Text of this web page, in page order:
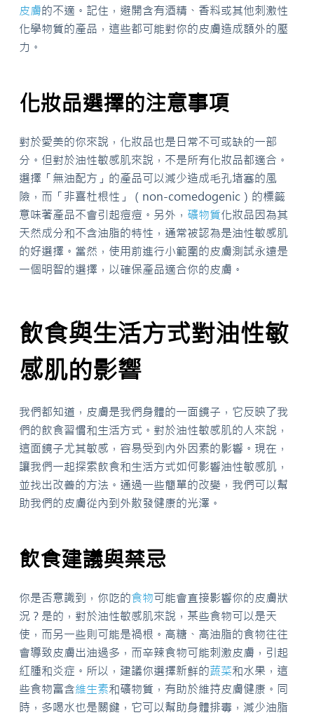
皮膚的不適。記住，避開含有酒精、香料或其他刺激性
化學物質的產品，這些都可能對你的皮膚造成額外的壓
力。
化妝品選擇的注意事項
對於愛美的你來說，化妝品也是日常不可或缺的一部
分。但對於油性敏感肌來說，不是所有化妝品都適合。
選擇「無油配方」的產品可以減少造成毛孔堵塞的風
險，而「非喜杜根性」（non-comedogenic）的標籤
意味著產品不會引起痘痘。另外， 礦物質化妝品因為其
天然成分和不含油脂的特性，通常被認為是油性敏感肌
的好選擇。當然，使用前進行小範圍的皮膚測試永遠是
一個明智的選擇，以確保產品適合你的皮膚。
飲食與生活方式對油性敏
感肌的影響
我們都知道，皮膚是我們身體的一面鏡子，它反映了我
們的飲食習慣和生活方式。對於油性敏感肌的人來說，
這面鏡子尤其敏感，容易受到內外因素的影響。現在，
讓我們一起探索飲食和生活方式如何影響油性敏感肌，
並找出改善的方法。通過一些簡單的改變，我們可以幫
助我們的皮膚從內到外散發健康的光澤。
飲食建議與禁忌
你是否意識到，你吃的食物可能會直接影響你的皮膚狀
況？是的，對於油性敏感肌來說，某些食物可以是天
使，而另一些則可能是禍根。高糖、高油脂的食物往往
會導致皮膚出油過多，而辛辣食物可能刺激皮膚，引起
紅腫和炎症。所以，建議你選擇新鮮的蔬菜和水果，這
些食物富含維生素和礦物質，有助於維持皮膚健康。同
時，多喝水也是關鍵，它可以幫助身體排毒，減少油脂